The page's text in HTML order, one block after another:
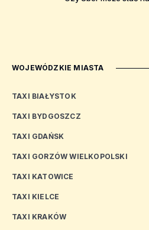
WOJEWÓDZKIE MIASTA
TAXI BIAŁYSTOK
TAXI BYDGOSZCZ
TAXI GDAŃSK
TAXI GORZÓW WIELKOPOLSKI
TAXI KATOWICE
TAXI KIELCE
TAXI KRAKÓW